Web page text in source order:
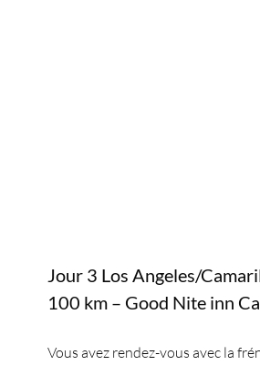
Jour 3 Los Angeles/
100 km – Good Nite inn
Vous avez rendez-vous avec la